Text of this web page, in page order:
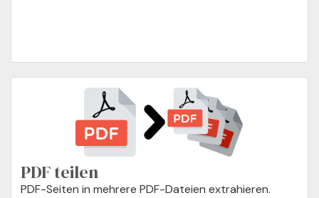
PDF teilen
PDF-Seiten in mehrere PDF-Dateien extrahieren.